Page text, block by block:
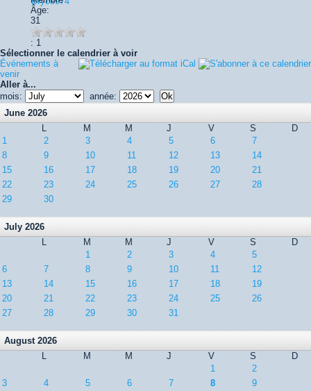
Âge:
31
: 1
Sélectionner le calendrier à voir
Événements à
venir
Aller à...
mois:
année:
June 2026
M M J V S
D
1
2 3 4 5 6
7
8
9 10 11 12 13
14
15
16 17 18 19 20
21
22
23 24 25 26 27
28
29
30
July 2026
M M J V S
D
1
2 3 4
5
6
7 8 9 10 11
12
13
14 15 16 17 18
19
20
21 22 23 24 25
26
27
28 29 30 31
August 2026
M M J V S
D
1
2
3
4 5 6 7 8 9